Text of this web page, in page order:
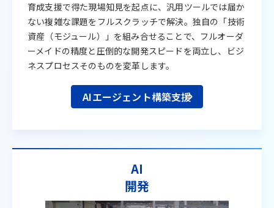
育成支援で得た現場知見を起点に、汎用ツールでは届か
ない複雑な課題をフルスクラッチで解決。独自の「技術
資産（モジュール）」を組み合せることで、フルオーダ
ーメイドの精度と圧倒的な開発スピードを両立し、ビジ
ネスプロセスそのものを変革します。
AIエージェント構築支援
AI
開発